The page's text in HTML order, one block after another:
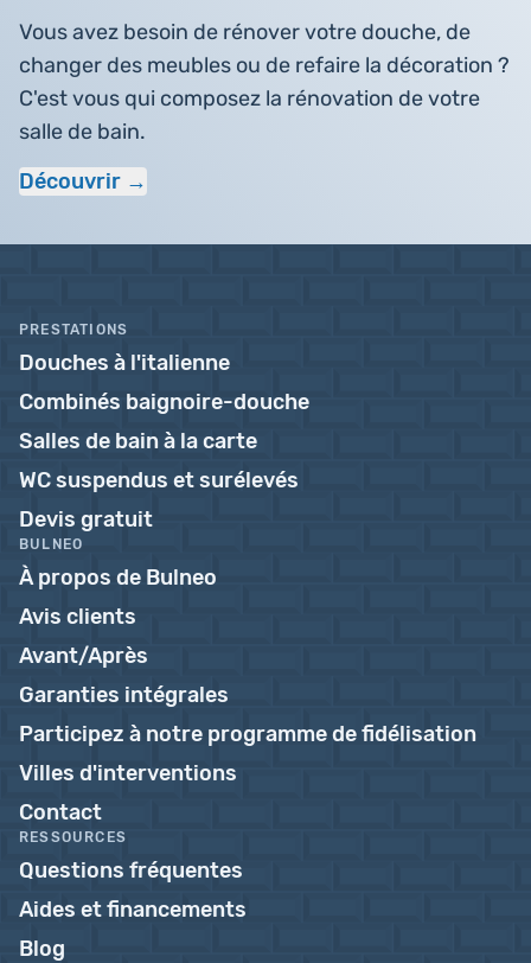
Vous avez besoin de rénover votre douche, de
changer des meubles ou de refaire la décoration ?
C'est vous qui composez la rénovation de votre
salle de bain.
Découvrir
PRESTATIONS
Douches à l'italienne
Combinés baignoire-douche
Salles de bain à la carte
WC suspendus et surélevés
Devis gratuit
BULNEO
À propos de Bulneo
Avis clients
Avant/Après
Garanties intégrales
Participez à notre programme de fidélisation
Villes d'interventions
Contact
RESSOURCES
Questions fréquentes
Aides et financements
Blog